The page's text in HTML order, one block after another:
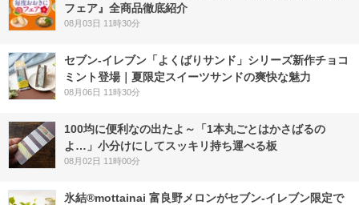
フェア』全商品徹底紹介
08月03日 11時30分
セブン‐イレブン「よくばりサンド」シリーズ新作チョコ
ミント登場｜夏限定スイーツサンドの爽快な魅力
08月06日 11時30分
100均に便利なの出たよ～「1本丸ごとはかさばるの
よ…」小分けにしてスッキリ持ち運べる板
08月02日 11時00分
氷結®mottainai 富良野メロンがセブン‐イレブン限定で